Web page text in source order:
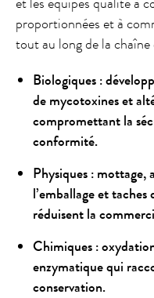
proportionnées et à
tout au long de la
Biologiques :
de mycotoxines et
compromettant la
conformité.
Physiques : mottage,
l’emballage et
réduisent la
Chimiques :
enzymatique qui
conservation.